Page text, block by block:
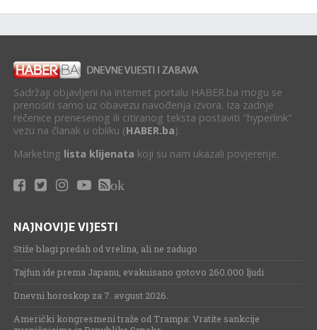
Sadržaji objavljeni na internet portalu HABER.ba mogu se
prenositi samo uz obavezu navođenja izvora. Iza zadnje
rečenice prenesenog ili citiranog teksta postaviti "hyperlink"
vezu na članak u obliku (HABER.ba).
Marketing lista klijenata koji su nam ukazali povjerenje.
ok
NAJNOVIJE VIJESTI
Stiže blagi predah od vrelina, ali ne zadugo
Tajfun ide prema Japanu, evakuisano gotovo 260.000 ljudi
Dnevni horoskop za 7. avgust 2026.
Američki kongresmeni traže od Trampa: Vratite sankcije